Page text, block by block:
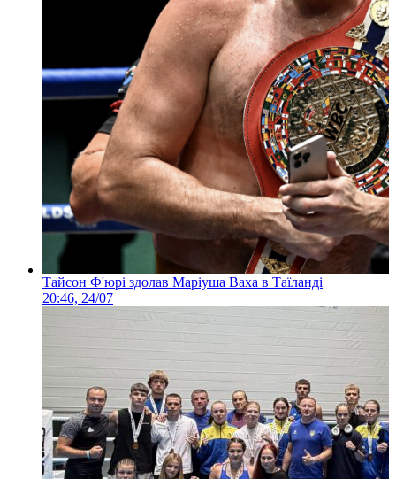
Тайсон Ф'юрі здолав Маріуша Ваха в Таїланді
20:46, 24/07